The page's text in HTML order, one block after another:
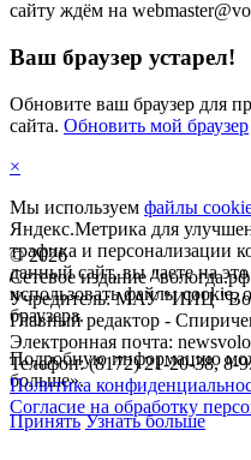
©2026
Сетевое издание
Учредитель: МАУ "ИИЦ
Главный редактор -
Электронная почта:
Телефон: (8172) 21-20-38, 8-
Политика
Согласие на обработку
сайту ждём на
Ваш браузер устарел!
Обновите ваш браузер для
сайта. Обновить мой браузер
×
Мы используем файлы
Яндекс.Метрика для
трафика и персонализации
данный сайт, вы даете на
использовать файлы cookie,
браузера.
Подробную информацию
больше».
Принять Узнать больше